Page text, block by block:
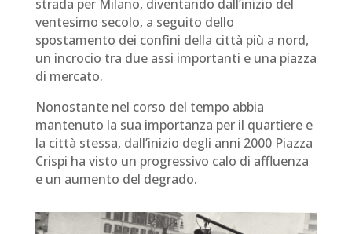
strada per Milano, diventando dall’inizio del
ventesimo secolo, a seguito dello
spostamento dei confini della città più a nord,
un incrocio tra due assi importanti e una piazza
di mercato.
Nonostante nel corso del tempo abbia
mantenuto la sua importanza per il quartiere e
la città stessa, dall’inizio degli anni 2000 Piazza
Crispi ha visto un progressivo calo di affluenza
e un aumento del degrado.